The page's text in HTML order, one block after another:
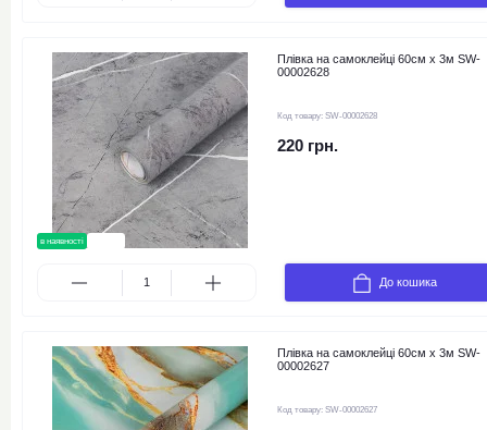
в наявності
Плівка на самоклейці 60см х 3м SW-
00002628
Код товару: SW-00002628
220 грн.
До кошика
Плівка на самоклейці 60см х 3м SW-
00002627
Код товару: SW-00002627